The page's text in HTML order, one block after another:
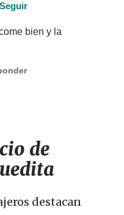
Seguir
bien y la
de
destacan